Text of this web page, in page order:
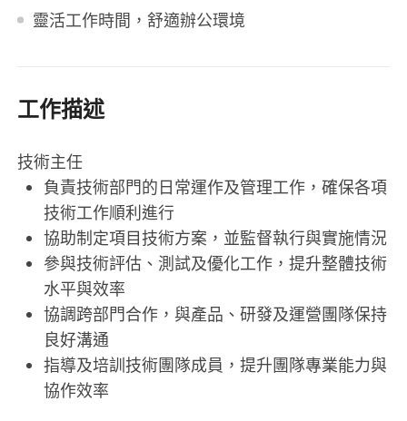
靈活工作時間，舒適辦公環境
工作描述
技術主任
負責技術部門的日常運作及管理工作，確保各項
技術工作順利進行
協助制定項目技術方案，並監督執行與實施情況
參與技術評估、測試及優化工作，提升整體技術
水平與效率
協調跨部門合作，與產品、研發及運營團隊保持
良好溝通
指導及培訓技術團隊成員，提升團隊專業能力與
協作效率